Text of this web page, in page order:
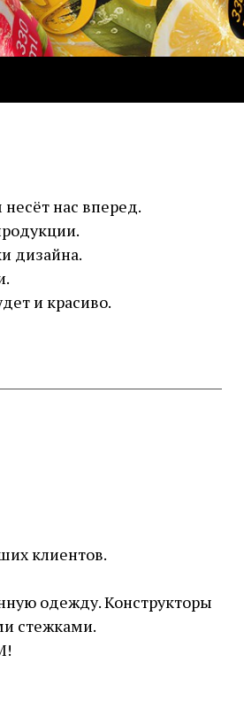
нас вперед.
дизайна.
и красиво.
клиентов.
одежду. Конструкторы
стежками.